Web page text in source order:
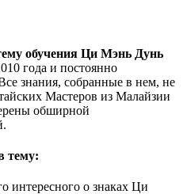
обучения Ци Мэнь Дунь
года и постоянно
знания, собранные в нем, не
Мастеров из Малайзии
обширной
тему:
интересного о знаках Ци